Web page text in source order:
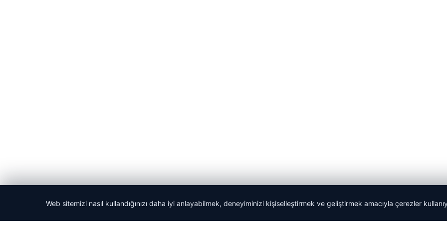
© 2026 Acil Rehber | Gündem Haberleri
Web sitemizi nasıl kullandığınızı daha iyi anlayabilmek, deneyiminizi kişiselleştirmek ve geliştirmek amacıyla çerezler